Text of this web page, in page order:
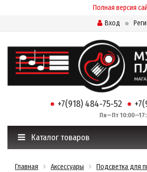
Полная версия
Вход
+7(918) 484-75-52
Пн—Пт
Каталог товаров
Главная Аксессуары
Подсветка для